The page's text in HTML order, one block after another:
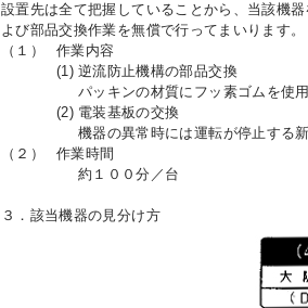
設置先は全て把握していることから、当該機
よび部品交換作業を無償で行ってまいります。
（１）
作業内容
(1) 逆流防止機構の部品交換
パッキンの材質にフッ素ゴムを使
(2) 電装基板の交換
機器の異常時には運転が停止する
（２）
作業時間
約１００分／台
３．該当機器の見分け方